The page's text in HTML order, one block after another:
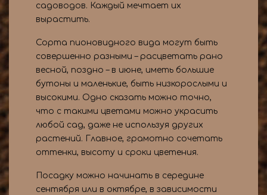
садоводов. Каждый мечтает их
вырастить.
Сорта пионовидного вида могут быть
совершенно разными – расцветать рано
весной, поздно – в июне, иметь большие
бутоны и маленькие, быть низкорослыми и
высокими. Одно сказать можно точно,
что с такими цветами можно украсить
любой сад, даже не используя других
растений. Главное, грамотно сочетать
оттенки, высоту и сроки цветения.
Посадку можно начинать в середине
сентября или в октябре, в зависимости